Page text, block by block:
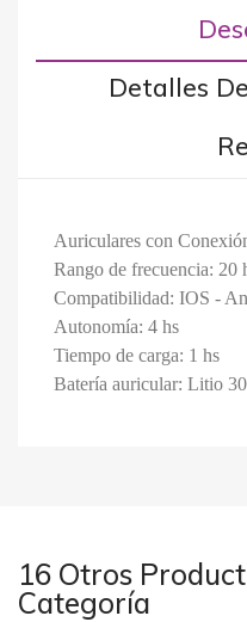
Detalles
Auriculares con
Rango de frecuencia: 20
Compatibilidad: IOS -
Autonomía: 4 hs
Tiempo de carga: 1 hs
Batería auricular: Litio
16 Otros
Categoría